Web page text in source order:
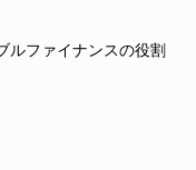
ルファイナンスの役割